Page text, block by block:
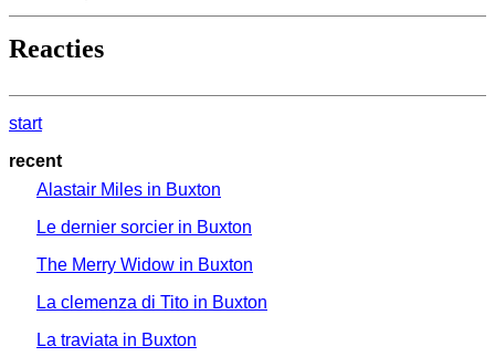
Reacties
start
recent
Alastair Miles in Buxton
Le dernier sorcier in Buxton
The Merry Widow in Buxton
La clemenza di Tito in Buxton
La traviata in Buxton